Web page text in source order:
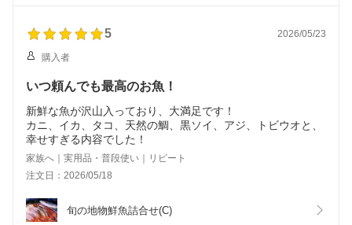
5 2026/05/23
購入者
いつ頼んでも最高のお魚！
新鮮な魚が沢山入っており、大満足です！
カニ、イカ、タコ、天然の鯛、黒ソイ、アジ、トビウオと、
幸せすぎる内容でした！
家族へ｜実用品・普段使い｜リピート
注文日：2026/05/18
旬の地物鮮魚詰合せ(C)